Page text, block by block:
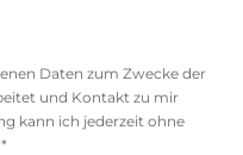
Daten zum Zwecke der
und Kontakt zu mir
kann ich jederzeit ohne